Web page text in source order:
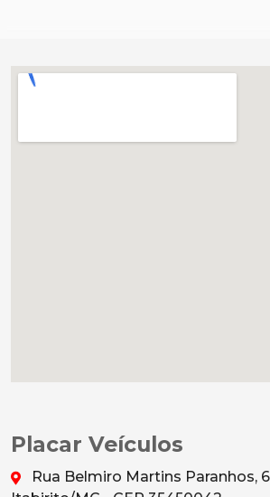
Placar Veículos
Rua Belmiro Martins Paranhos,